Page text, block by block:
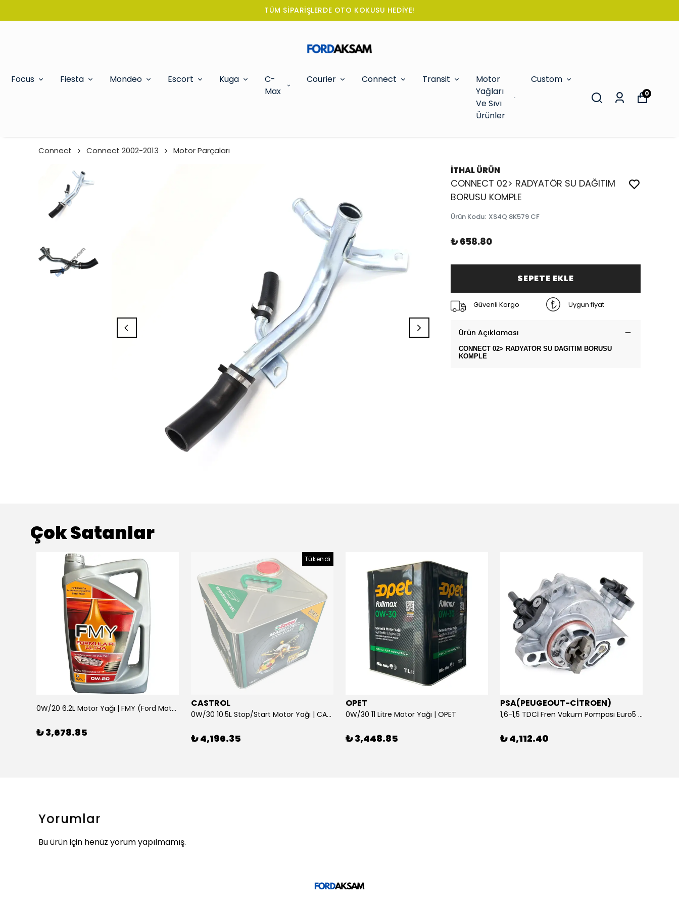
TÜM SİPARİŞLERDE OTO KOKUSU HEDİYE!
Focus Fiesta Mondeo Escort Kuga
C-
Max
Courier Connect Transit
Motor
Yağları
Ve Sıvı
Ürünler
Custom
0
Connect Connect 2002-2013 Motor Parçaları
İTHAL ÜRÜN
CONNECT 02> RADYATÖR SU DAĞITIM
BORUSU KOMPLE
Ürün Kodu: XS4Q 8K579 CF
₺ 658.80
SEPETE EKLE
Güvenli Kargo Uygun fiyat
Ürün Açıklaması
CONNECT 02> RADYATÖR SU DAĞITIM BORUSU
KOMPLE
Çok Satanlar
0W/20 6.2L Motor Yağı | FMY (Ford Motor Yağları)
₺ 3,678.85
Tükendi
CASTROL
0W/30 10.5L Stop/Start Motor Yağı | CASTROL
₺ 4,196.35
OPET
0W/30 11 Litre Motor Yağı | OPET
₺ 3,448.85
PSA(PEUGEOUT-CİTROEN)
1,6-1,5 TDCİ Fren Vakum Pompası Euro5 2013-2018 | ORİJİNAL
₺ 4,112.40
Yorumlar
Bu ürün için henüz yorum yapılmamış.